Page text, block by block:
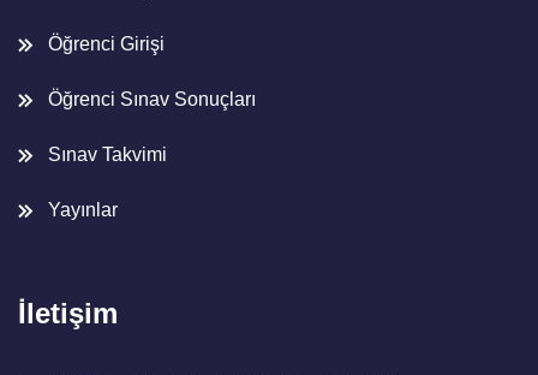
Öğrenci Girişi
Öğrenci Sınav Sonuçları
Sınav Takvimi
Yayınlar
İletişim